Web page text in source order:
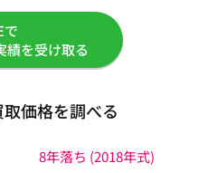
で
績を受け取る
価格を調べる
8年落ち (2018年式)